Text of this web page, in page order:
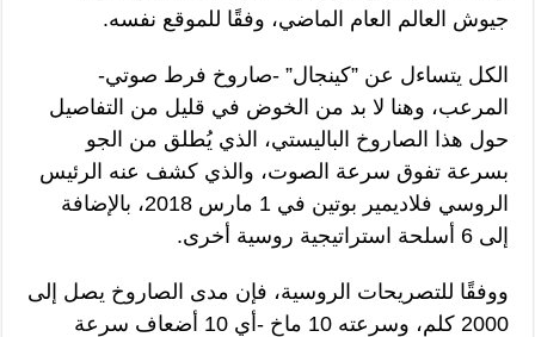
جيوش العالم العام الماضي، وفقًا للموقع نفسه.
الكل يتساءل عن ‏”كينجال” -صاروخ فرط صوتي-
المرعب، وهنا لا بد من الخوض في قليل من التفاصيل
حول هذا الصاروخ الباليستي، الذي يُطلق من الجو
بسرعة تفوق سرعة الصوت، والذي كشف عنه الرئيس
الروسي فلاديمير بوتين في 1 مارس 2018، بالإضافة
إلى 6 أسلحة استراتيجية روسية أخرى.
ووفقًا للتصريحات الروسية، فإن مدى الصاروخ يصل إلى
2000 كلم، وسرعته 10 ماخ -أي 10 أضعاف سرعة